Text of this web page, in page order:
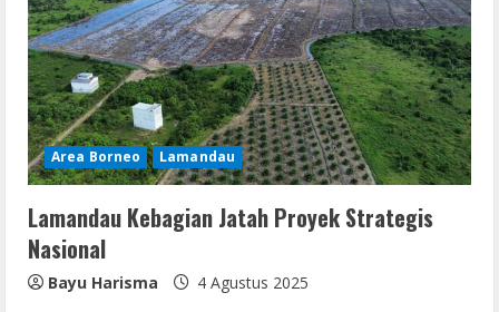
Area Borneo Lamandau
Lamandau Kebagian Jatah Proyek Strategis
Nasional
Bayu Harisma 4 Agustus 2025